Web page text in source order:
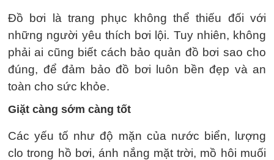
Đồ bơi là trang phục không thể thiếu đối với
những người yêu thích bơi lội. Tuy nhiên, không
phải ai cũng biết cách bảo quản đồ bơi sao cho
đúng, để đảm bảo đồ bơi luôn bền đẹp và an
toàn cho sức khỏe.
Giặt càng sớm càng tốt
Các yếu tố như độ mặn của nước biển, lượng
clo trong hồ bơi, ánh nắng mặt trời, mồ hôi muối